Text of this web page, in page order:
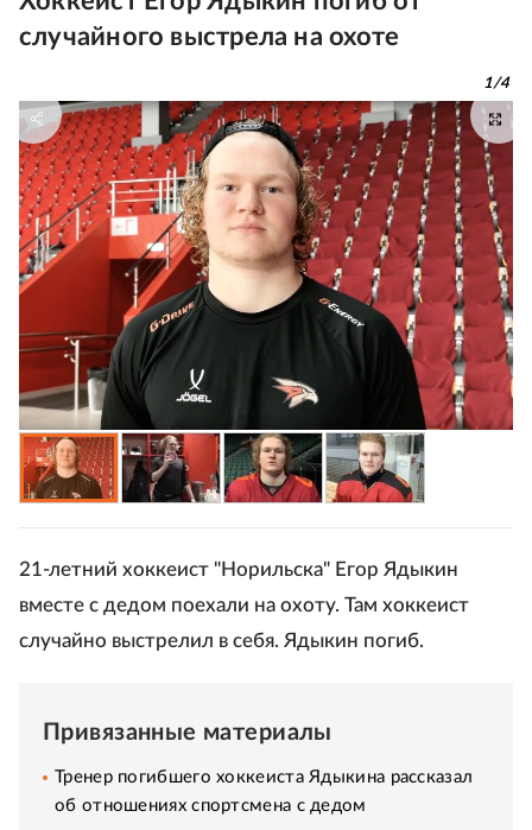
случайного выстрела на охоте
1/4
21-летний хоккеист "Норильска" Егор Ядыкин
вместе с дедом поехали на охоту. Там хоккеист
случайно выстрелил в себя. Ядыкин погиб.
Привязанные материалы
Тренер погибшего хоккеиста Ядыкина рассказал
об отношениях спортсмена с дедом